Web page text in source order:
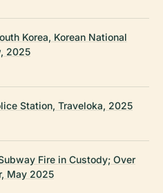
Korea, Korean National
2025
Station, Traveloka, 2025
Fire in Custody; Over
May 2025